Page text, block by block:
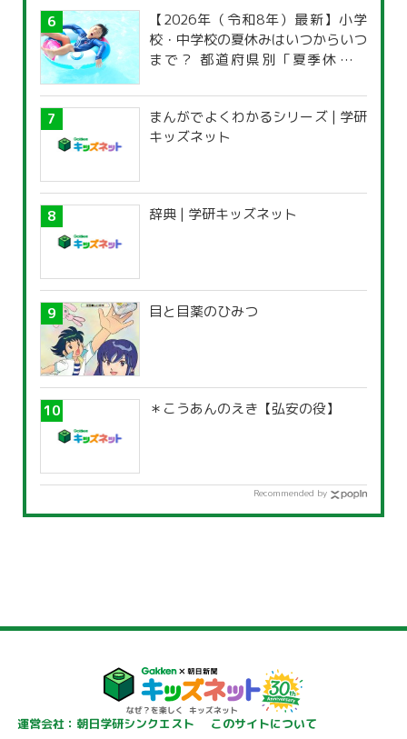
【2026年（令和8年）最新】小学
校・中学校の夏休みはいつからいつ
まで？ 都道府県別「夏季休暇一
まんがでよくわかるシリーズ | 学研
キッズネット
辞典 | 学研キッズネット
目と目薬のひみつ
＊こうあんのえき【弘安の役】
Recommended by
運営会社：朝日学研シンクエスト このサイトについて